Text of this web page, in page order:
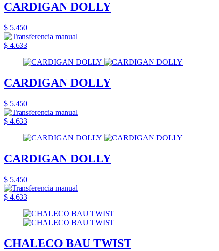
CARDIGAN DOLLY
$ 5.450
$ 4.633
CARDIGAN DOLLY
$ 5.450
$ 4.633
CARDIGAN DOLLY
$ 5.450
$ 4.633
CHALECO BAU TWIST